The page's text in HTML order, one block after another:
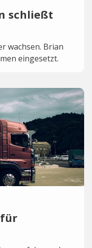
schließt
wachsen. Brian
eingesetzt.